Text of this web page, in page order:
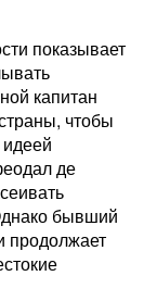
показывает
капитан
чтобы
де
бывший
продолжает